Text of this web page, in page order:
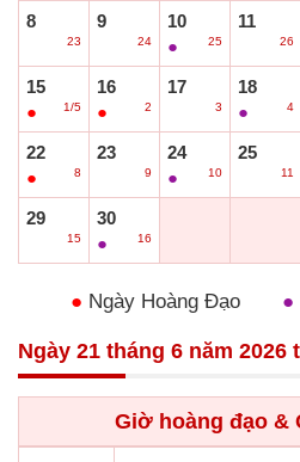
8
23
9
24
10
●
25
11
26
15
●
1/5
16
●
2
17
3
18
●
4
22
●
8
23
9
24
●
10
25
11
29
15
30
●
16
● Ngày Hoàng Đạo ●
Ngày 21 tháng 6 năm 2026
Giờ hoàng đạo &